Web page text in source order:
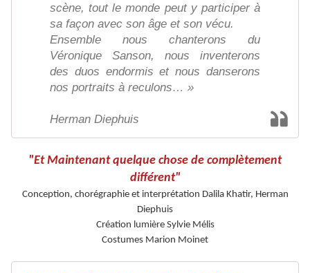
scène, tout le monde peut y participer à
sa façon avec son âge et son vécu.
Ensemble nous chanterons du
Véronique Sanson, nous inventerons
des duos endormis et nous danserons
nos portraits à reculons… »
Herman Diephuis
"Et Maintenant quelque chose de complètement
différent"
Conception, chorégraphie et interprétation Dalila Khatir, Herman
Diephuis
Création lumière Sylvie Mélis
Costumes Marion Moinet